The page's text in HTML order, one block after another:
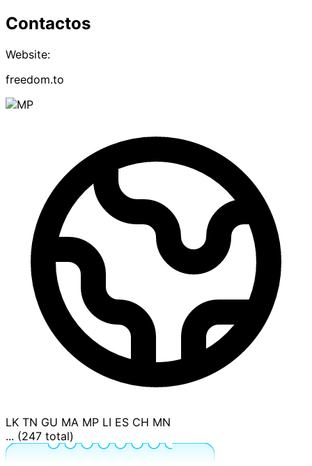
Contactos
Website:
freedom.to
LK TN GU MA MP LI ES CH MN
... (247 total)